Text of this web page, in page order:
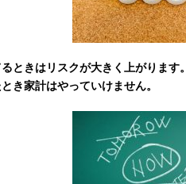
ときはリスクが大きく上がります
き家計はやっていけません。